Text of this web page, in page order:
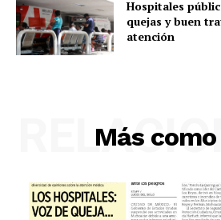
Hospitales
quejas y buen
atención
Más